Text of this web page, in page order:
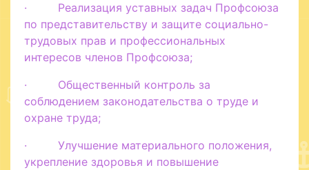
· Реализация уставных задач Профсоюза
по представительству и защите социально-
трудовых прав и профессиональных
интересов членов Профсоюза;
· Общественный контроль за
соблюдением законодательства о труде и
охране труда;
· Улучшение материального положения,
укрепление здоровья и повышение